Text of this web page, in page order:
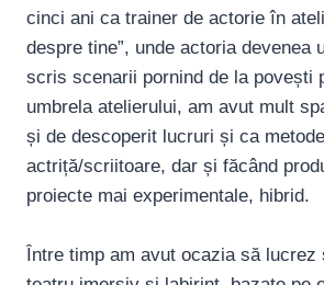
cinci ani ca trainer de actorie în
despre tine”, unde actoria devenea
scris scenarii pornind de la povești
umbrela atelierului, am avut mult
și de descoperit lucruri și ca
actriță/scriitoare, dar și făcând
proiecte mai experimentale, hibrid.
Între timp am avut ocazia să lucrez